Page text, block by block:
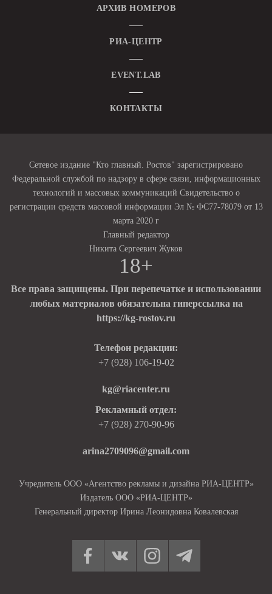
АРХИВ НОМЕРОВ
РИА-ЦЕНТР
EVENT.LAB
КОНТАКТЫ
Сетевое издание "Кто главный. Ростов" зарегистрировано
Федеральной службой по надзору в сфере связи, информационных
технологий и массовых коммуникаций Свидетельство о
регистрации средств массовой информации Эл № ФС77-78079 от 13
марта 2020 г
Главный редактор
Никита Сергеевич Жуков
18+
Все права защищены. При перепечатке и использовании
любых материалов обязательна гиперссылка на
https://kg-rostov.ru
Телефон редакции:
+7 (928) 106-19-02
kg@riacenter.ru
Рекламный отдел:
+7 (928) 270-90-96
arina2709096@gmail.com
Учредитель ООО «Агентство рекламы и дизайна РИА-ЦЕНТР»
Издатель ООО «РИА-ЦЕНТР»
Генеральный директор Ирина Леонидовна Ковалевская